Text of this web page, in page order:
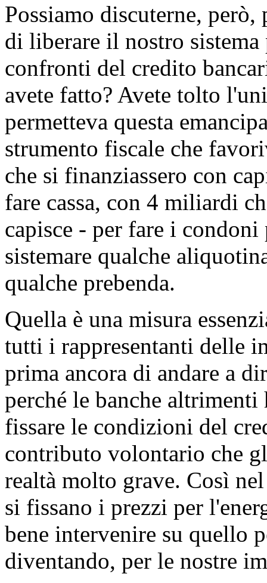
Possiamo discuterne,
di liberare il nostro
confronti del credito
avete fatto? Avete tolto
permetteva questa
strumento fiscale che
che si finanziassero con
fare cassa, con 4 miliardi
capisce - per fare i
sistemare qualche
qualche prebenda.
Quella è una misura
tutti i rappresentanti delle
prima ancora di andare a
perché le banche
fissare le condizioni del
contributo volontario che
realtà molto grave. Così
si fissano i prezzi per
bene intervenire su quello
diventando, per le nostre